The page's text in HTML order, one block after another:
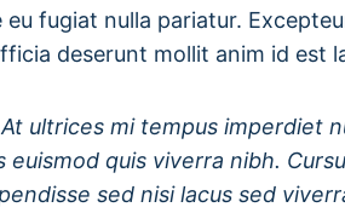
fugiat nulla pariatur.
deserunt mollit anim id est
ultrices mi tempus imperdiet
euismod quis viverra nibh.
sed nisi lacus sed